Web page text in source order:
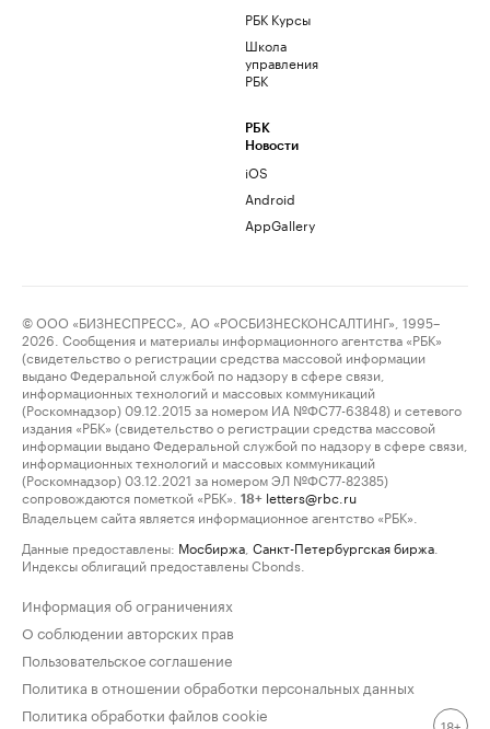
РБК Курсы
Школа
управления
РБК
РБК
Новости
iOS
Android
AppGallery
© ООО «БИЗНЕСПРЕСС», АО «РОСБИЗНЕСКОНСАЛТИНГ», 1995–
2026. Сообщения и материалы информационного агентства «РБК»
(свидетельство о регистрации средства массовой информации
выдано Федеральной службой по надзору в сфере связи,
информационных технологий и массовых коммуникаций
(Роскомнадзор) 09.12.2015 за номером ИА №ФС77-63848) и сетевого
издания «РБК» (свидетельство о регистрации средства массовой
информации выдано Федеральной службой по надзору в сфере связи,
информационных технологий и массовых коммуникаций
(Роскомнадзор) 03.12.2021 за номером ЭЛ №ФС77-82385)
сопровождаются пометкой «РБК».
18+ letters@rbc.ru
Владельцем сайта является информационное агентство «РБК».
Данные предоставлены: Мосбиржа Санкт-Петербургская биржа
Индексы облигаций предоставлены Cbonds.
Информация об ограничениях
О соблюдении авторских прав
Пользовательское соглашение
Политика в отношении обработки персональных данных
Политика обработки файлов cookie